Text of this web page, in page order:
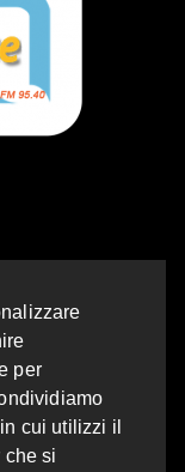
per
cui utilizzi il
che si